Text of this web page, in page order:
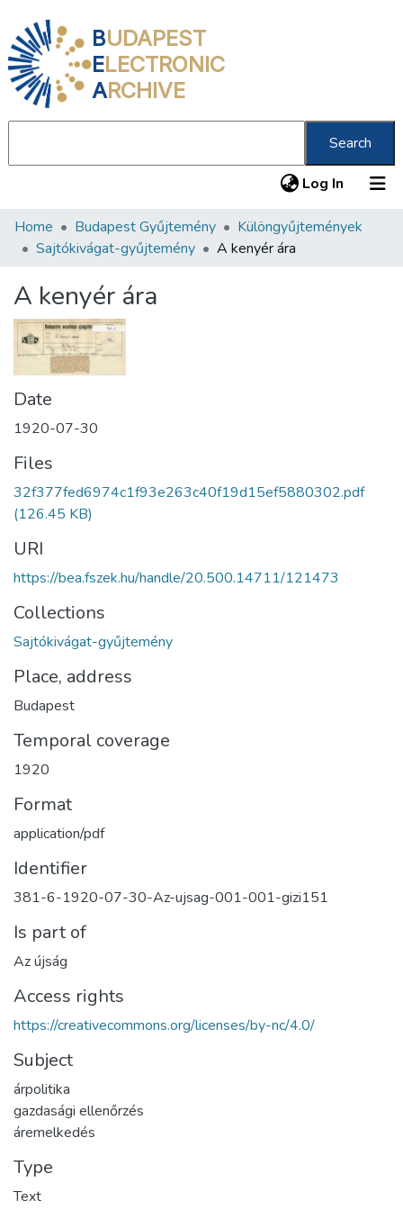
BUDAPEST
ELECTRONIC
ARCHIVE
Search
Log In (current)
Communities & Collections
Statistics
About us
Home Budapest Gyűjtemény
Különgyűjtemények
Sajtókivágat-gyűjtemény
A kenyér ára
A kenyér ára
Date
1920-07-30
Files
32f377fed6974c1f93e263c40f19d15ef5880302.pdf
(126.45 KB)
URI
https://bea.fszek.hu/handle/20.500.14711/121473
Collections
Sajtókivágat-gyűjtemény
Place, address
Budapest
Temporal coverage
1920
Format
application/pdf
Identifier
381-6-1920-07-30-Az-ujsag-001-001-gizi151
Is part of
Az újság
Access rights
https://creativecommons.org/licenses/by-nc/4.0/
Subject
árpolitika
gazdasági ellenőrzés
áremelkedés
Type
Text